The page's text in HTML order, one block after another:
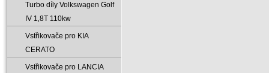
Turbo díly Volkswagen Golf
IV 1‚8T 110kw
Vstřikovače pro KIA
CERATO
Vstřikovače pro LANCIA